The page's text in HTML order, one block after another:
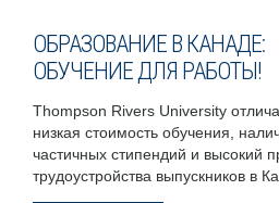
ОБРАЗОВАНИЕ В КАНАДЕ:
ОБУЧЕНИЕ ДЛЯ РАБОТЫ!
Thompson Rivers University
низкая стоимость обучения,
частичных стипендий и высокий
трудоустройства выпускников в